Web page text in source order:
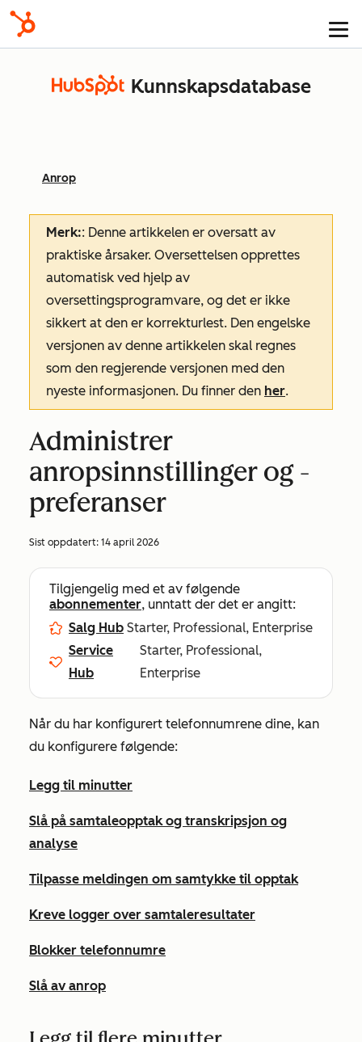
Kunnskapsdatabase
Anrop
Merk:: Denne artikkelen er oversatt av
praktiske årsaker. Oversettelsen opprettes
automatisk ved hjelp av
oversettingsprogramvare, og det er ikke
sikkert at den er korrekturlest. Den engelske
versjonen av denne artikkelen skal regnes
som den regjerende versjonen med den
nyeste informasjonen. Du finner den her.
Administrer
anropsinnstillinger og -
preferanser
Sist oppdatert: 14 april 2026
Tilgjengelig med et av følgende
abonnementer, unntatt der det er angitt:
Salg Hub Starter, Professional, Enterprise
Service
Hub
Starter, Professional,
Enterprise
Når du har konfigurert telefonnumrene dine, kan
du konfigurere følgende:
Legg til minutter
Slå på samtaleopptak og transkripsjon og
analyse
Tilpasse meldingen om samtykke til opptak
Kreve logger over samtaleresultater
Blokker telefonnumre
Slå av anrop